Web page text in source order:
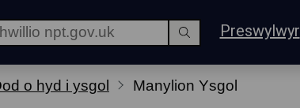
Preswylwyr
o hyd i ysgol Manylion Ysgol